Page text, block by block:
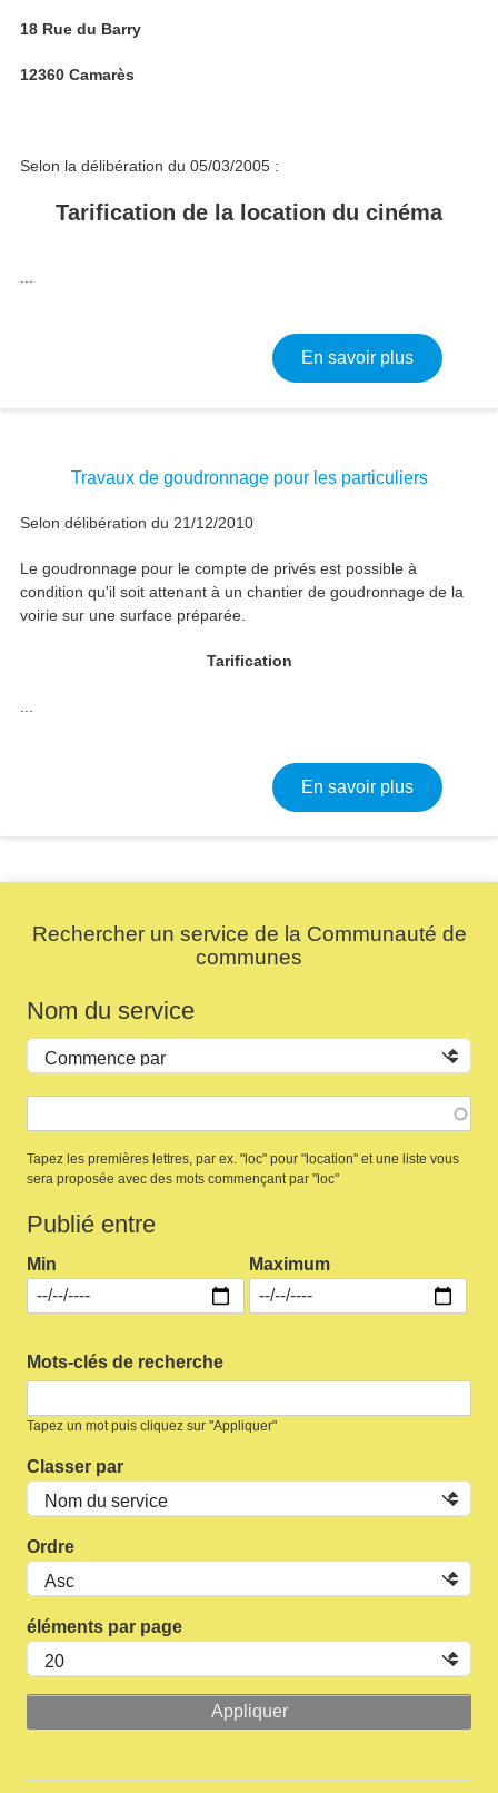
18 Rue du Barry
12360 Camarès
Selon la délibération du 05/03/2005 :
Tarification de la location du cinéma
...
En savoir plussur
Travaux de goudronnage pour les particuliers
Selon délibération du 21/12/2010
Le goudronnage pour le compte de privés est possible à
condition qu'il soit attenant à un chantier de goudronnage de la
voirie sur une surface préparée.
Tarification
En savoir plussur
Rechercher un service de la Communauté de
communes
Nom du service
Opérateur
Tapez les premières lettres, par ex. "loc" pour "location" et une liste vous
sera proposée avec des mots commençant par "loc"
Publié entre
Min Maximum
Mots-clés de recherche
Tapez un mot puis cliquez sur "Appliquer"
Classer par
Ordre
éléments par page